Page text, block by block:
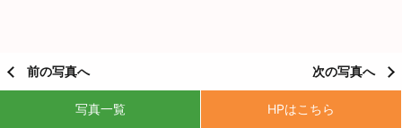
前の写真へ 次の写真へ
写真一覧 HPはこちら